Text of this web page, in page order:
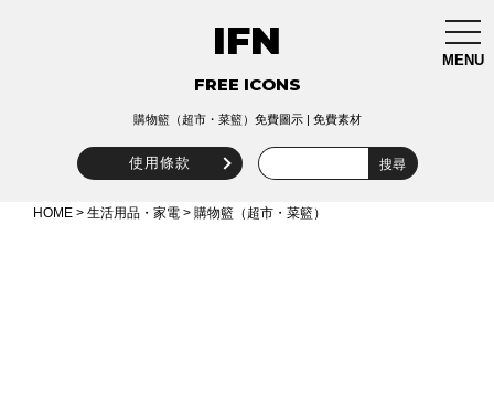
MENU
IFN
FREE ICONS
購物籃（超市・菜籃）免費圖示 | 免費素材
使用條款
HOME > 生活用品・家電 > 購物籃（超市・菜籃）